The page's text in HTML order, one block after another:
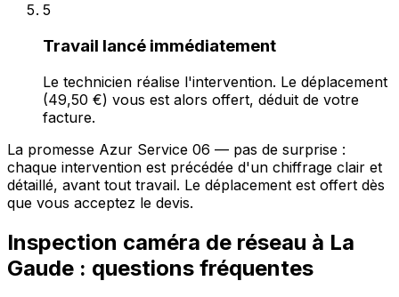
5
Travail lancé immédiatement
Le technicien réalise l'intervention. Le déplacement
(49,50 €) vous est alors offert, déduit de votre
facture.
La promesse Azur Service 06 — pas de surprise :
chaque intervention est précédée d'un chiffrage clair et
détaillé, avant tout travail. Le déplacement est offert dès
que vous acceptez le devis.
Inspection caméra de réseau à La
Gaude : questions fréquentes